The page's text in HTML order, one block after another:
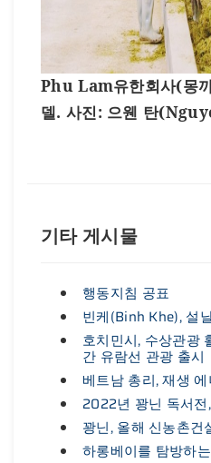
Phu Lam유한회사(몽
델. 사진: 으웬 탄
기타 게시물
행동지침 공표
빈케(Binh Khe), 설
호치민시, 수상관광
간 유람선 관광 출시
베트남 총리, 재생
2022년 꽝닌 독서
꽝닌, 올해 신농촌건
하롱베이를 탐방하